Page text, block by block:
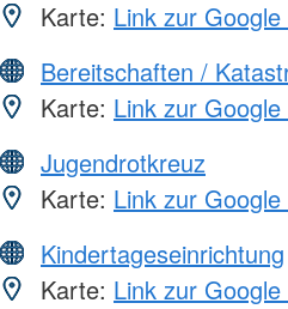
Karte: Link zur
Bereitschaften /
Karte: Link zur
Jugendrotkreuz
Karte: Link zur
Kindertageseinrichtung
Karte: Link zur